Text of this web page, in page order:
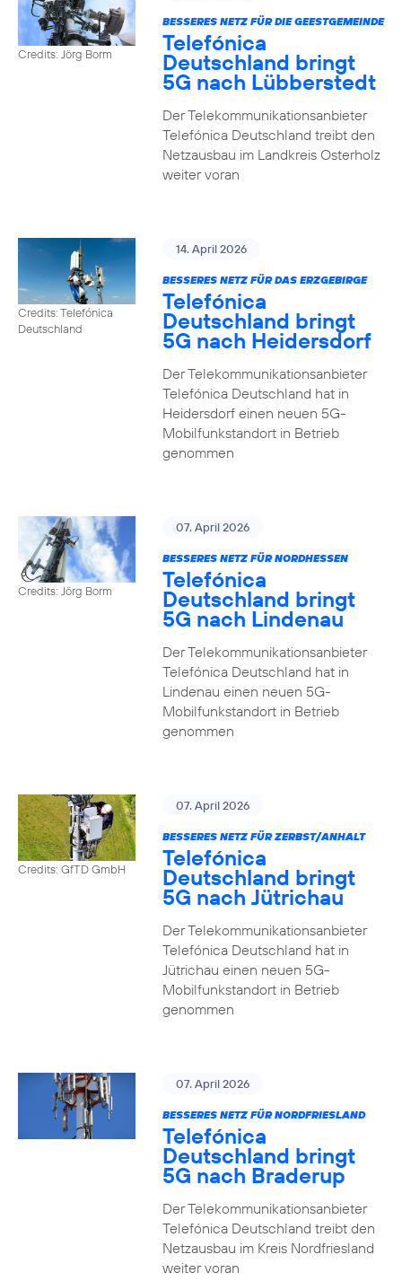
Credits: Jörg Borm
BESSERES NETZ FÜR DIE GEESTGEMEINDE
Telefónica
Deutschland bringt
5G nach Lübberstedt
Der Telekommunikationsanbieter
Telefónica Deutschland treibt den
Netzausbau im Landkreis Osterholz
weiter voran
Credits: Telefónica
Deutschland
14. April 2026
BESSERES NETZ FÜR DAS ERZGEBIRGE
Telefónica
Deutschland bringt
5G nach Heidersdorf
Der Telekommunikationsanbieter
Telefónica Deutschland hat in
Heidersdorf einen neuen 5G-
Mobilfunkstandort in Betrieb
genommen
Credits: Jörg Borm
07. April 2026
BESSERES NETZ FÜR NORDHESSEN
Telefónica
Deutschland bringt
5G nach Lindenau
Der Telekommunikationsanbieter
Telefónica Deutschland hat in
Lindenau einen neuen 5G-
Mobilfunkstandort in Betrieb
genommen
Credits: GfTD GmbH
07. April 2026
BESSERES NETZ FÜR ZERBST/ANHALT
Telefónica
Deutschland bringt
5G nach Jütrichau
Der Telekommunikationsanbieter
Telefónica Deutschland hat in
Jütrichau einen neuen 5G-
Mobilfunkstandort in Betrieb
genommen
07. April 2026
BESSERES NETZ FÜR NORDFRIESLAND
Telefónica
Deutschland bringt
5G nach Braderup
Der Telekommunikationsanbieter
Telefónica Deutschland treibt den
Netzausbau im Kreis Nordfriesland
weiter voran